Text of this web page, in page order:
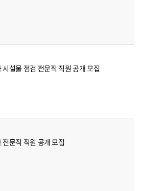
설물 점검 전문직 직원 공개 모집
문직 직원 공개 모집